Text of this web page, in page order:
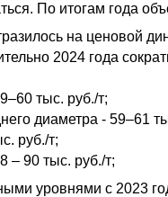
По итогам года
на ценовой
2024 года
тыс. руб./т;
диаметра - 59–61
руб./т;
– 90 тыс. руб./т;
уровнями с 2023